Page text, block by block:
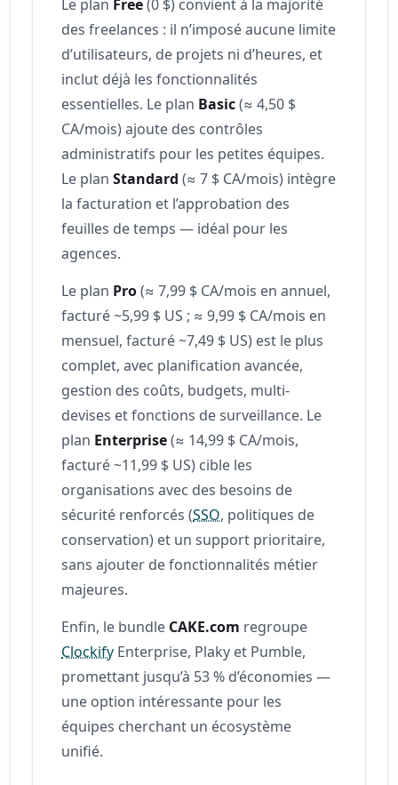
Le plan Free(0 $) convient à la majorité
des freelances : il n’imposé aucune limite
d’utilisateurs, de projets ni d’heures, et
inclut déjà les fonctionnalités
essentielles. Le plan Basic(≈ 4,50 $
CA/mois) ajoute des contrôles
administratifs pour les petites équipes.
Le planStandard (≈ 7 $ CA/mois) intègre
la facturation et l’approbation des
feuilles de temps — idéal pour les
agences.
Le plan Pro(≈ 7,99 $ CA/mois en annuel,
facturé ~5,99 $ US ; ≈ 9,99 $ CA/mois en
mensuel, facturé ~7,49 $ US) est le plus
complet, avec planification avancée,
gestion des coûts, budgets, multi-
devises et fonctions de surveillance. Le
plan Enterprise(≈ 14,99 $ CA/mois,
facturé ~11,99 $ US) cible les
organisations avec des besoins de
sécurité renforcés (SSO, politiques de
conservation) et un support prioritaire,
sans ajouter de fonctionnalités métier
majeures.
Enfin, le bundle CAKE.com regroupe
Clockify Enterprise, Plaky et Pumble,
promettant jusqu’à 53 % d’économies —
une option intéressante pour les
équipes cherchant un écosystème
unifié.